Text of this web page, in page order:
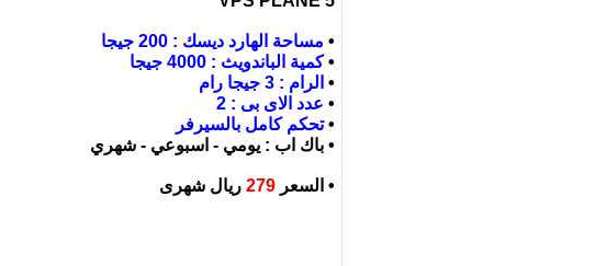
• مساحة الهارد ديسك : 200 جيجا
•كمية الباندويث : 4000 جيجا
• الرام : 3 جيجا رام
• عدد الاى بى : 2
•تحكم كامل بالسيرفر
• باك اب : يومي - اسبوعي - شهري
• السعر 279 ريال شهرى